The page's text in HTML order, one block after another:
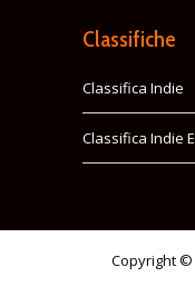
Classifiche
Classifica Indie
Classifica Indie
Copyright ©